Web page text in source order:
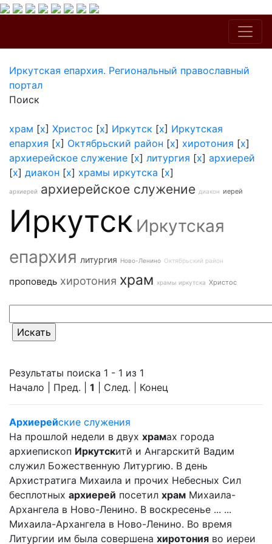
Иркутская епархия. Региональный православный
портал
Поиск
храм [x] Христос [x] Иркутск [x] Иркутская
епархия [x] Октябрьский район [x] хиротония [x]
архиерейское служение [x] литургия [x] архиерей
[x] диакон [x] храмы иркутска [x]
архиерей архиерейское служение диакон иерей
Иркутск Иркутская
епархия литургия Ново-Ленино Октябрьский район
проповедь хиротония храм храмы иркутска Христос
Результаты поиска 1 - 1 из 1
Начало | Пред. | 1 | След. | Конец
Архиерейские служения
На прошлой недели в двух храмах города
архиепископ Иркутскитй и Ангарскитй Вадим
служил Божественную Литургию. В день
Архистратига Михаила и прочих Небесных Сил
бесплотных архиерей посетил храм Михаила-
Архангела в Ново-Ленино. В воскресенье ... ...
Михаила-Архангела в Ново-Ленино. Во время
Литургии им была совершена хиротония во иереи